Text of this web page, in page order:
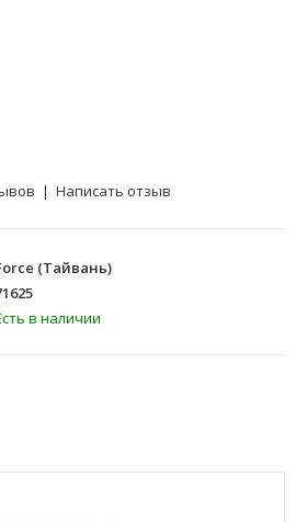
| Написать отзыв
(Тайвань)
в наличии